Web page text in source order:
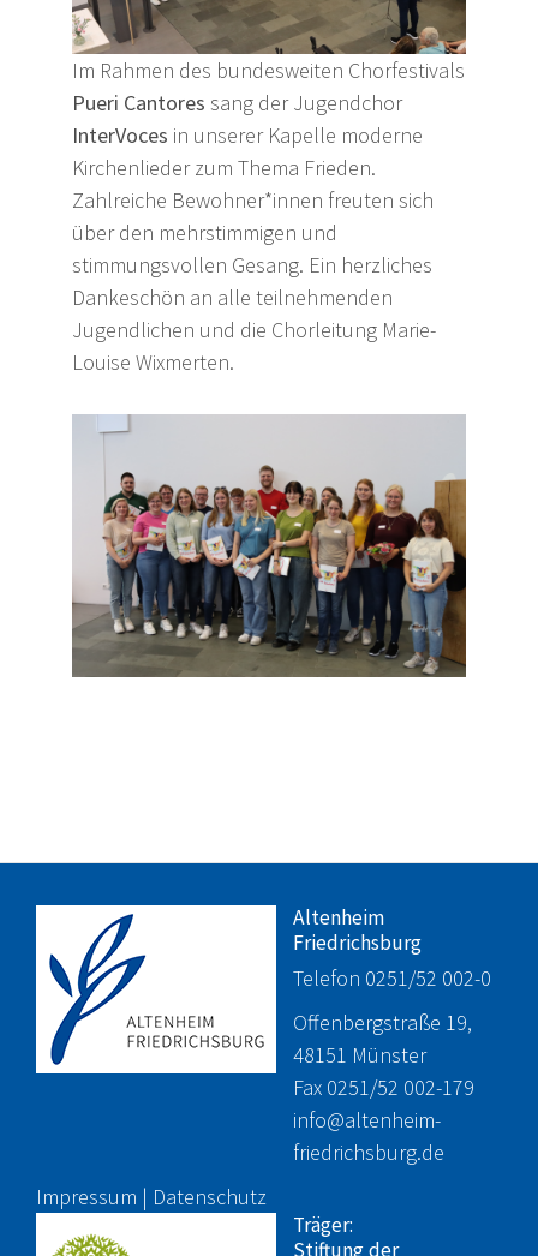
Im Rahmen des bundesweiten Chorfestivals
Pueri Cantores sang der Jugendchor
InterVoces in unserer Kapelle moderne
Kirchenlieder zum Thema Frieden.
Zahlreiche Bewohner*innen freuten sich
über den mehrstimmigen und
stimmungsvollen Gesang. Ein herzliches
Dankeschön an alle teilnehmenden
Jugendlichen und die Chorleitung Marie-
Louise Wixmerten.
Altenheim
Friedrichsburg
Telefon 0251/52 002-0
Offenbergstraße 19,
48151 Münster
Fax 0251/52 002-179
info@altenheim-
friedrichsburg.de
Impressum | Datenschutz
Träger:
Stiftung der